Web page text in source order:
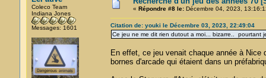
Coleco Team
Indiana Jones
Messages: 1601
« Répondre #8 le:Décembre 04, 2023,
Citation de: youki le Décembre 03, 2023, 22:49:04
Ce jeu ne me dit rien dutout a moi... bizarre.. pourtant
En effet, ce jeu venait chaque année à
bornes d'arcade qui étaient dans un